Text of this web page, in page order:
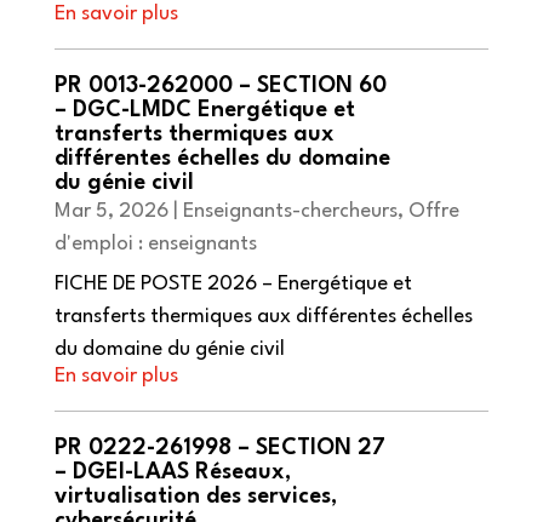
PR 0013-262000 – SECTION 60
– DGC-LMDC Energétique et
transferts thermiques aux
différentes échelles du domaine
du génie civil
Mar 5, 2026| Enseignants-chercheurs, Offre
d'emploi : enseignants
FICHE DE POSTE 2026 – Energétique et
transferts thermiques aux différentes échelles
du domaine du génie civil
PR 0222-261998 – SECTION 27
– DGEI-LAAS Réseaux,
virtualisation des services,